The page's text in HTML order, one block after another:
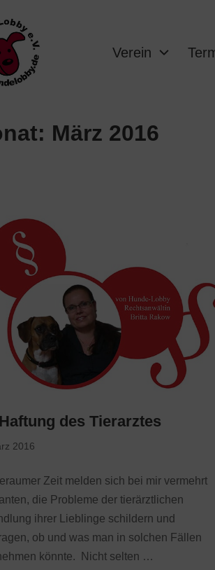
Verein
März 2016
des Tierarztes
2016
Zeit melden sich bei mir vermehrt
die Probleme der tierärztlichen
ihrer Lieblinge schildern und
ob und was man in solchen Fällen
könnte. Nicht selten …